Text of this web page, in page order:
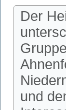
Der
und